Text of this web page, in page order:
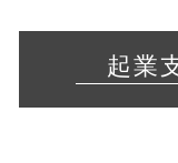
起業